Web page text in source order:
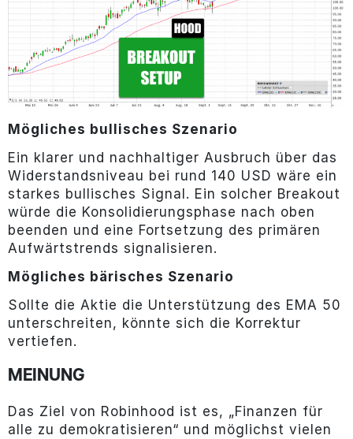
Mögliches bullisches Szenario
Ein klarer und nachhaltiger Ausbruch über das
Widerstandsniveau bei rund 140 USD wäre ein
starkes bullisches Signal. Ein solcher Breakout
würde die Konsolidierungsphase nach oben
beenden und eine Fortsetzung des primären
Aufwärtstrends signalisieren.
Mögliches bärisches Szenario
Sollte die Aktie die Unterstützung des EMA 50
unterschreiten, könnte sich die Korrektur
vertiefen.
MEINUNG
Das Ziel von Robinhood ist es, „Finanzen für
alle zu demokratisieren“ und möglichst vielen